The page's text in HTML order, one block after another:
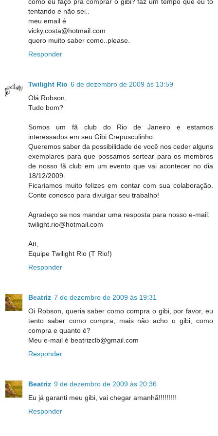
tentando e não sei..
meu email é
vicky.costa@hotmail.com
quero muito saber como..please.
Responder
Twilight Rio 6 de dezembro de 2009 às 13:59
Olá Robson,
Tudo bom?
Somos um fã club do Rio de Janeiro e estamos
interessados em seu Gibi Crepusculinho.
Queremos saber da possibilidade de você nos ceder alguns
exemplares para que possamos sortear para os membros
de nosso fã club em um evento que vai acontecer no dia
18/12/2009.
Ficariamos muito felizes em contar com sua colaboração.
Conte conosco para divulgar seu trabalho!
Agradeço se nos mandar uma resposta para nosso e-mail:
twilight.rio@hotmail.com
Att,
Equipe Twilight Rio (T Rio!)
Responder
Beatriz 7 de dezembro de 2009 às 19:31
Oi Robson, queria saber como compra o gibi, por favor, eu
tento saber como compra, mais não acho o gibi, como
compra e quanto é?
Meu e-mail é beatrizclb@gmail.com
Responder
Beatriz 9 de dezembro de 2009 às 20:36
Eu já garanti meu gibi, vai chegar amanhã!!!!!!!!!
Responder